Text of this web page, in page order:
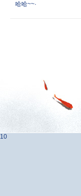
哈哈~~·
10